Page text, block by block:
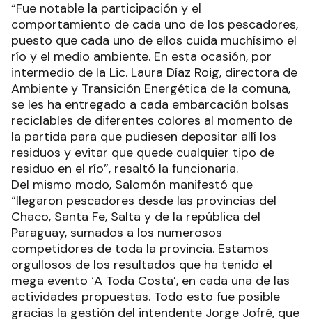
“Fue notable la participación y el
comportamiento de cada uno de los pescadores,
puesto que cada uno de ellos cuida muchísimo el
río y el medio ambiente. En esta ocasión, por
intermedio de la Lic. Laura Díaz Roig, directora de
Ambiente y Transición Energética de la comuna,
se les ha entregado a cada embarcación bolsas
reciclables de diferentes colores al momento de
la partida para que pudiesen depositar allí los
residuos y evitar que quede cualquier tipo de
residuo en el río”, resaltó la funcionaria.
Del mismo modo, Salomón manifestó que
“llegaron pescadores desde las provincias del
Chaco, Santa Fe, Salta y de la república del
Paraguay, sumados a los numerosos
competidores de toda la provincia. Estamos
orgullosos de los resultados que ha tenido el
mega evento ‘A Toda Costa’, en cada una de las
actividades propuestas. Todo esto fue posible
gracias la gestión del intendente Jorge Jofré, que